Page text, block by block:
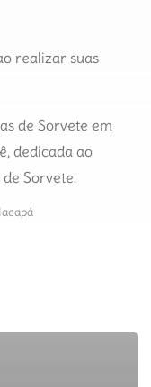
realizar suas
de Sorvete em
dedicada ao
Sorvete.